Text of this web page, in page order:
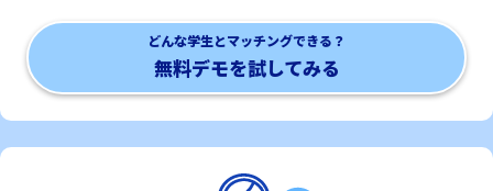
どんな学生とマッチングできる？
無料デモを試してみる